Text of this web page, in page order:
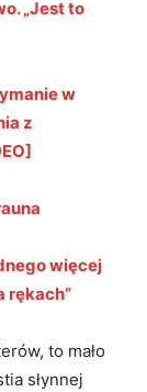
„Jest to
w
z
więcej
rękach”
to mało
słynnej